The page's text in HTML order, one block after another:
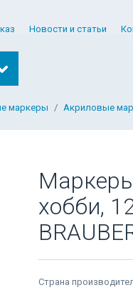
Новости и статьи
маркеры Акриловые
хобби,
Страна